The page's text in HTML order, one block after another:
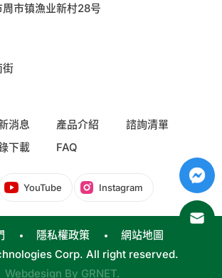
市镇漁业新村28号
街
消息 產品介紹
諮詢清單
下載 FAQ
YouTube Instagram
隱私權政策
網站地圖
Corp. All right reserved.
Webdesign By GRNET.